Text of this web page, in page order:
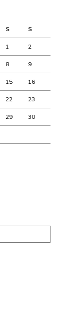
S S
1 2
8 9
15 16
22 23
29 30